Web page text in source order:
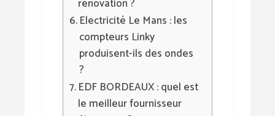
rénovation ?
Electricité Le Mans : les
compteurs Linky
produisent-ils des ondes
?
EDF BORDEAUX : quel est
le meilleur fournisseur